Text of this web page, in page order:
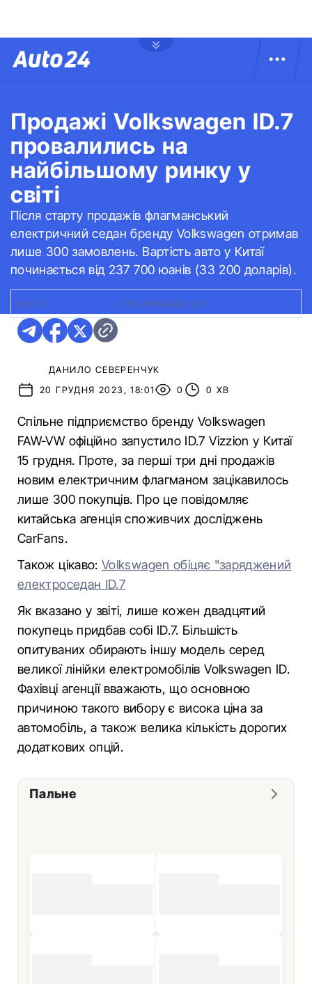
Продажі Volkswagen ID.7
провалились на
найбільшому ринку у
світі
Після старту продажів флагманський
електричний седан бренду Volkswagen отримав
лише 300 замовлень. Вартість авто у Китаї
починається від 237 700 юанів (33 200 доларів).
ФОТО: VOLKSWAGEN ID.7
ДАНИЛО СЕВЕРЕНЧУК
20 ГРУДНЯ 2023, 18:01
0 0 ХВ
Спільне підприємство бренду Volkswagen
FAW-VW офіційно запустило ID.7 Vizzion у Китаї
15 грудня. Проте, за перші три дні продажів
новим електричним флагманом зацікавилось
лише 300 покупців. Про це повідомляє
китайська агенція споживчих досліджень
CarFans.
Також цікаво:Volkswagen обіцяє "заряджений
електроседан ID.7
Як вказано у звіті, лише кожен двадцятий
покупець придбав собі ID.7. Більшість
опитуваних обирають іншу модель серед
великої лінійки електромобілів Volkswagen ID.
Фахівці агенції вважають, що основною
причиною такого вибору є висока ціна за
автомобіль, а також велика кількість дорогих
додаткових опцій.
Пальне